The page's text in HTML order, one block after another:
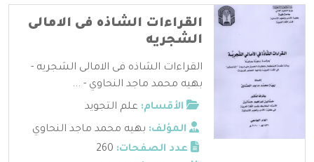
القراءات الشاذه فى الامالى
الشجريه
القراءات الشاذه فى الامالى الشجريه -
بهيه محمد ماجد النحاوي - ...
الأقسام: علم التجويد
المؤلف: بهيه محمد ماجد النحاوي
عدد الصفحات: